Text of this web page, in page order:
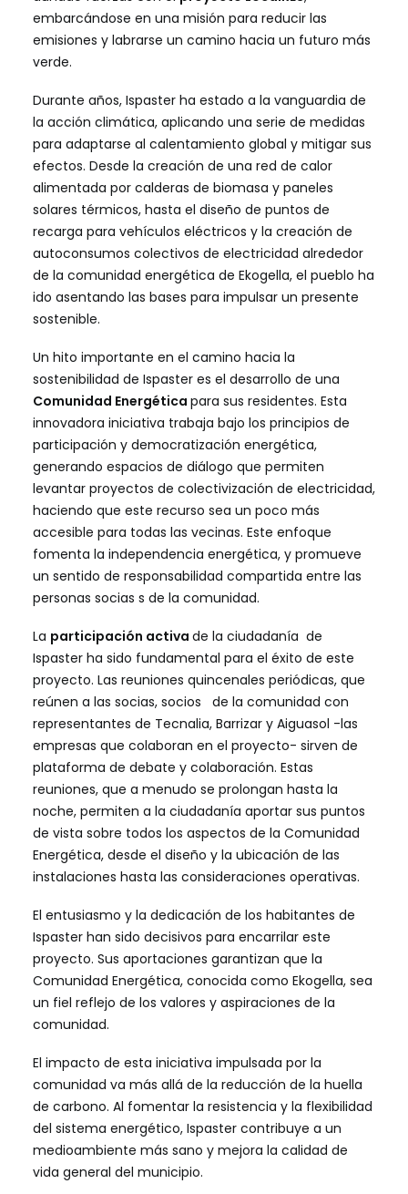
embarcándose en una misión para reducir las
emisiones y labrarse un camino hacia un futuro más
verde.
Durante años, Ispaster ha estado a la vanguardia de
la acción climática, aplicando una serie de medidas
para adaptarse al calentamiento global y mitigar sus
efectos. Desde la creación de una red de calor
alimentada por calderas de biomasa y paneles
solares térmicos, hasta el diseño de puntos de
recarga para vehículos eléctricos y la creación de
autoconsumos colectivos de electricidad alrededor
de la comunidad energética de Ekogella, el pueblo ha
ido asentando las bases para impulsar un presente
sostenible.
Un hito importante en el camino hacia la
sostenibilidad de Ispaster es el desarrollo de una
Comunidad Energética para sus residentes. Esta
innovadora iniciativa trabaja bajo los principios de
participación y democratización energética,
generando espacios de diálogo que permiten
levantar proyectos de colectivización de electricidad,
haciendo que este recurso sea un poco más
accesible para todas las vecinas. Este enfoque
fomenta la independencia energética, y promueve
un sentido de responsabilidad compartida entre las
personas socias s de la comunidad.
La participación activa de la ciudadanía de
Ispaster ha sido fundamental para el éxito de este
proyecto. Las reuniones quincenales periódicas, que
reúnen a las socias, socios de la comunidad con
representantes de Tecnalia, Barrizar y Aiguasol -las
empresas que colaboran en el proyecto- sirven de
plataforma de debate y colaboración. Estas
reuniones, que a menudo se prolongan hasta la
noche, permiten a la ciudadanía aportar sus puntos
de vista sobre todos los aspectos de la Comunidad
Energética, desde el diseño y la ubicación de las
instalaciones hasta las consideraciones operativas.
El entusiasmo y la dedicación de los habitantes de
Ispaster han sido decisivos para encarrilar este
proyecto. Sus aportaciones garantizan que la
Comunidad Energética, conocida como Ekogella, sea
un fiel reflejo de los valores y aspiraciones de la
comunidad.
El impacto de esta iniciativa impulsada por la
comunidad va más allá de la reducción de la huella
de carbono. Al fomentar la resistencia y la flexibilidad
del sistema energético, Ispaster contribuye a un
medioambiente más sano y mejora la calidad de
vida general del municipio.